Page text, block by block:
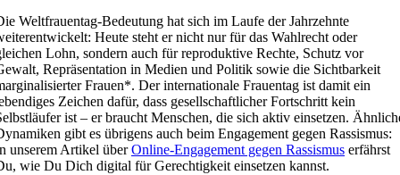
Weltfrauentag-Bedeutung hat sich im Laufe der Jahrzehnte
Heute steht er nicht nur für das Wahlrecht oder
Lohn, sondern auch für reproduktive Rechte, Schutz vor
Repräsentation in Medien und Politik sowie die Sichtbarkeit
Frauen*. Der internationale Frauentag ist damit ein
Zeichen dafür, dass gesellschaftlicher Fortschritt kein
ist – er braucht Menschen, die sich aktiv einsetzen.
gibt es übrigens auch beim Engagement gegen Rassismus:
unserem Artikel überOnline-Engagement gegen Rassismus erfährst
wie Du Dich digital für Gerechtigkeit einsetzen kannst.